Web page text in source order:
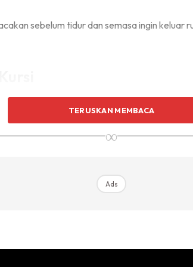
sebelum tidur dan semasa ingin keluar
TERUSKAN MEMBACA
∞
Ads